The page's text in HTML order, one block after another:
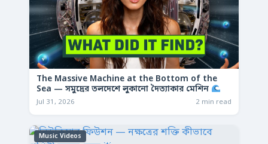
The Massive Machine at the Bottom of the
Sea — সমুদ্রের তলদেশে লুকানো দৈত্যাকার মেশিন
Jul 31, 2026 2 min read
Music Videos